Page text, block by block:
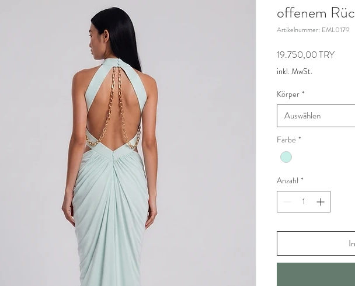
offenem
Artikelnummer: EML0179
19.750,00 TRYPreis
inkl. MwSt.
Körper *
Auswählen
Farbe *
Anzahl *